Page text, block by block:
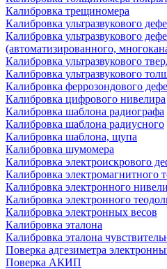
Калибровка трещиномера
Калибровка ультразвукового
Калибровка ультразвукового
(автоматизированного,
Калибровка ультразвукового
Калибровка ультразвукового
Калибровка феррозондового
Калибровка цифрового нивелира
Калибровка шаблона радиографа
Калибровка шаблона радиусного
Калибровка шаблона, щупа
Калибровка шумомера
Калибровка электроискрового
Калибровка электромагнитного
Калибровка электронного
Калибровка электронного
Калибровка электронных весов
Калибровка эталона
Калибровка эталона
Поверка адгезиметра
Поверка АКИП